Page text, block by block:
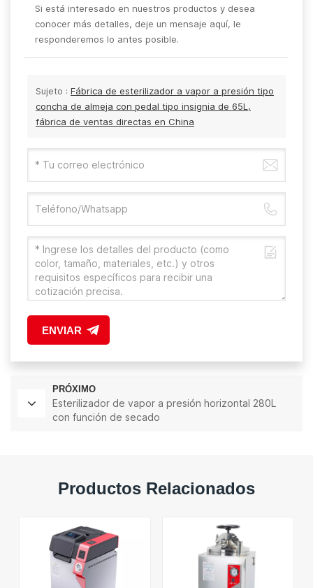
Si está interesado en nuestros productos y desea
conocer más detalles, deje un mensaje aquí, le
responderemos lo antes posible.
Sujeto : Fábrica de esterilizador a vapor a presión tipo
concha de almeja con pedal tipo insignia de 65L,
fábrica de ventas directas en China
ENVIAR
PRÓXIMO
Esterilizador de vapor a presión horizontal 280L
con función de secado
Productos Relacionados